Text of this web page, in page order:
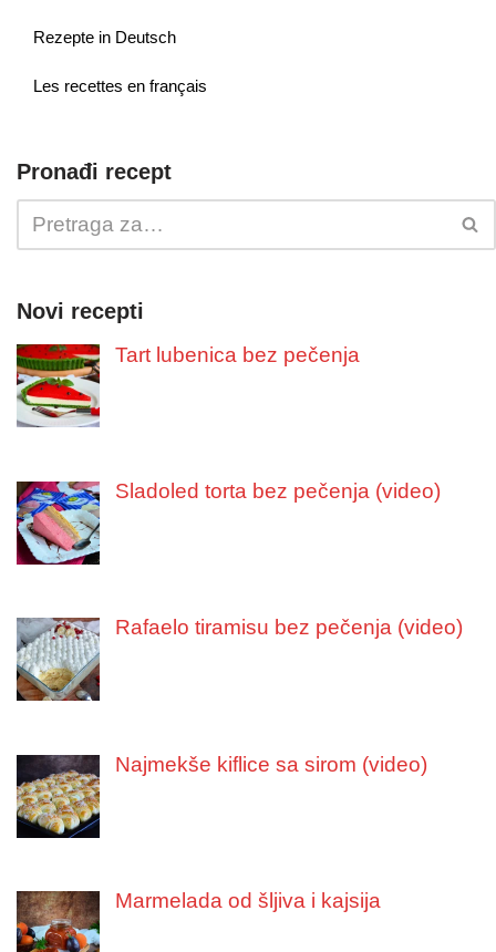
Rezepte in Deutsch
Les recettes en français
Pronađi recept
Novi recepti
Tart lubenica bez pečenja
Sladoled torta bez pečenja (video)
Rafaelo tiramisu bez pečenja (video)
Najmekše kiflice sa sirom (video)
Marmelada od šljiva i kajsija